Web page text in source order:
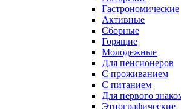
Гастрономические
Активные
Сборные
Горящие
Молодежные
Для пенсионеров
С проживанием
С питанием
Для первого
Этнографические